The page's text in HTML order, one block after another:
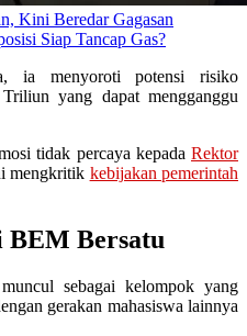
Kini Beredar Gagasan
Siap Tancap Gas?
ia menyoroti potensi risiko
yang dapat mengganggu
tidak percaya kepada Rektor
mengkritik kebijakan pemerintah
BEM Bersatu
sebagai kelompok yang
gerakan mahasiswa lainnya